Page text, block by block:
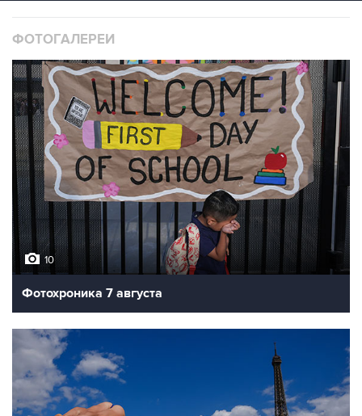
ФОТОГАЛЕРЕИ
10
Фотохроника 7 августа